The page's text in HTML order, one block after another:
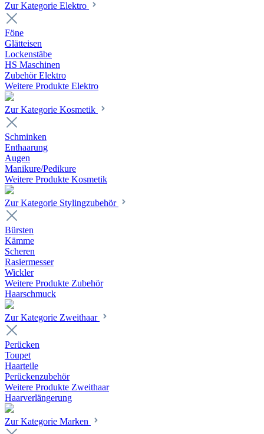
Zur Kategorie Elektro
Föne
Glätteisen
Lockenstäbe
HS Maschinen
Zubehör Elektro
Weitere Produkte Elektro
Zur Kategorie Kosmetik
Schminken
Enthaarung
Augen
Manikure/Pedikure
Weitere Produkte Kosmetik
Zur Kategorie Stylingzubehör
Bürsten
Kämme
Scheren
Rasiermesser
Wickler
Weitere Produkte Zubehör
Haarschmuck
Zur Kategorie Zweithaar
Perücken
Toupet
Haarteile
Perückenzubehör
Weitere Produkte Zweithaar
Haarverlängerung
Zur Kategorie Marken